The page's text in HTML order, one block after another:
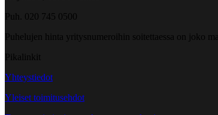
Puh. 020 745 0500
Puhelujen hinta yritysnumeroihin soitettaessa on joko
Pikalinkit
Yhteystiedot
Yleiset toimitusehdot